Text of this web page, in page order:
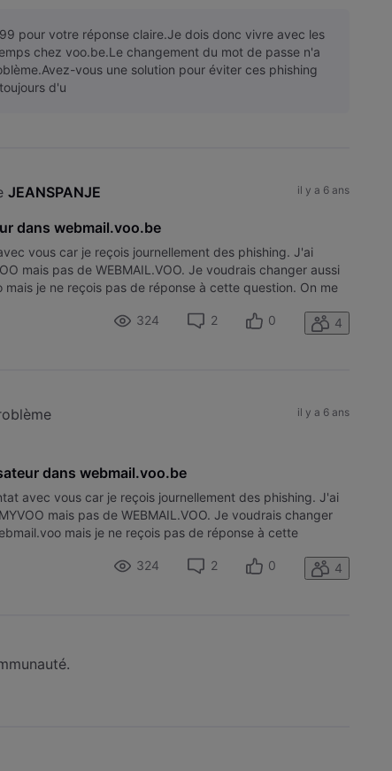
pour votre réponse claire.Je dois donc vivre avec les
chez voo.be.Le changement du mot de passe n'a
vous une solution pour éviter ces phishing
d'u
JEANSPANJE il y a 6 ans
dans webmail.voo.be
vous car je reçois journellement des phishing. J'ai
mais pas de WEBMAIL.VOO. Je voudrais changer aussi
je ne reçois pas de réponse à cette question. On me
324
2 0 4
il y a 6 ans
dans webmail.voo.be
avec vous car je reçois journellement des phishing. J'ai
mais pas de WEBMAIL.VOO. Je voudrais changer
mais je ne reçois pas de réponse à cette
324
2 0 4